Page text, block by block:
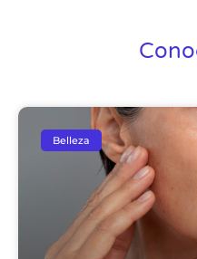
Belleza